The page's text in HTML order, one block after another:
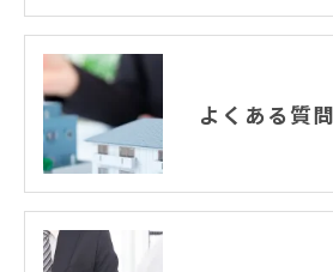
よくある質問